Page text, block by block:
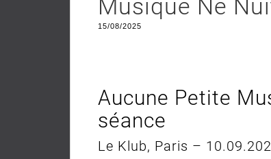
Musique Ne
15/08/2025
Aucune Petite
séance
Le Klub, Paris –